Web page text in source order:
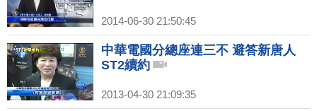
2014-06-30 21:50:45
中華電國分總座連三不 避答新唐人
ST2續約
2013-04-30 21:09:35